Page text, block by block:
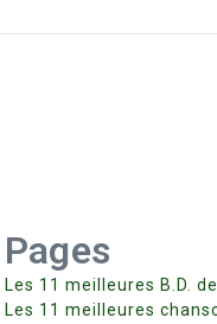
Pages
Les 11 meilleures B.D.
Les 11 meilleures